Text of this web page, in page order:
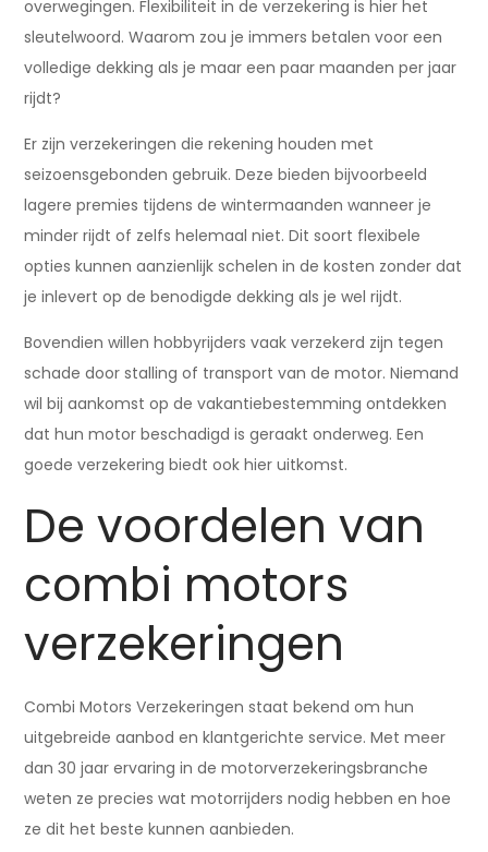
overwegingen. Flexibiliteit in de verzekering is hier het
sleutelwoord. Waarom zou je immers betalen voor een
volledige dekking als je maar een paar maanden per jaar
rijdt?
Er zijn verzekeringen die rekening houden met
seizoensgebonden gebruik. Deze bieden bijvoorbeeld
lagere premies tijdens de wintermaanden wanneer je
minder rijdt of zelfs helemaal niet. Dit soort flexibele
opties kunnen aanzienlijk schelen in de kosten zonder dat
je inlevert op de benodigde dekking als je wel rijdt.
Bovendien willen hobbyrijders vaak verzekerd zijn tegen
schade door stalling of transport van de motor. Niemand
wil bij aankomst op de vakantiebestemming ontdekken
dat hun motor beschadigd is geraakt onderweg. Een
goede verzekering biedt ook hier uitkomst.
De voordelen van
combi motors
verzekeringen
Combi Motors Verzekeringen staat bekend om hun
uitgebreide aanbod en klantgerichte service. Met meer
dan 30 jaar ervaring in de motorverzekeringsbranche
weten ze precies wat motorrijders nodig hebben en hoe
ze dit het beste kunnen aanbieden.